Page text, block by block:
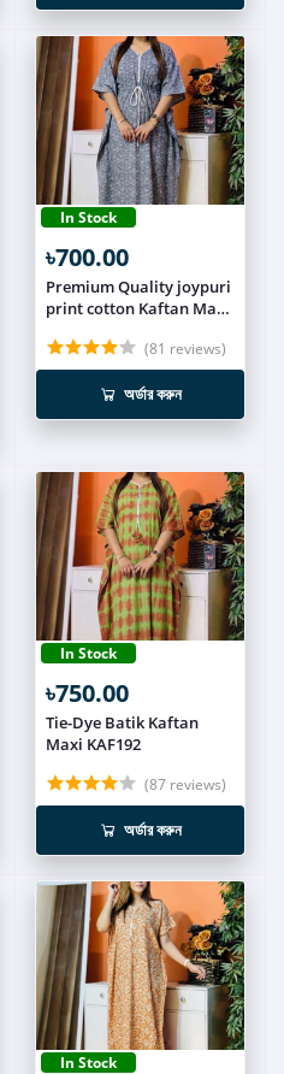
In Stock
৳700.00
Premium Quality joypuri
print cotton Kaftan Maxi
(81 reviews)
অর্ডার করুন
In Stock
৳750.00
Tie-Dye Batik Kaftan
Maxi KAF192
(87 reviews)
অর্ডার করুন
In Stock